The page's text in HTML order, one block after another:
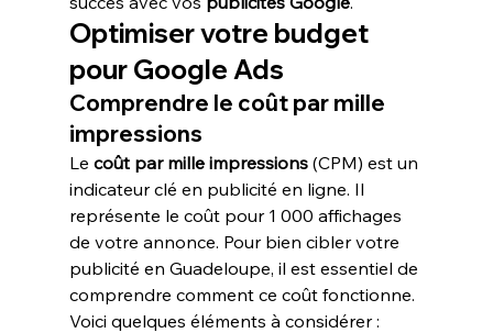
Optimiser votre budget
pour Google Ads
Comprendre le coût par mille
impressions
Le coût par mille impressions (CPM) est un
indicateur clé en publicité en ligne. Il
représente le coût pour 1 000 affichages
de votre annonce. Pour bien cibler votre
publicité en Guadeloupe, il est essentiel de
comprendre comment ce coût fonctionne.
Voici quelques éléments à considérer :